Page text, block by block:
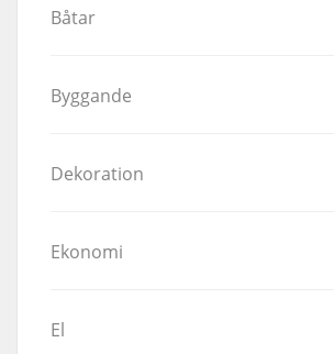
Båtar
Byggande
Dekoration
Ekonomi
El